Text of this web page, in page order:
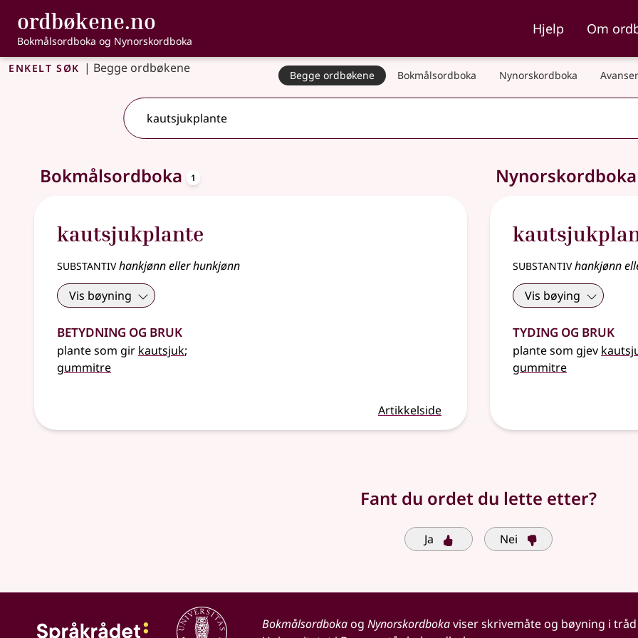
Gå til hovedinnhold
Tilgjengelighet
ordbøkene.no , Bokmålsordboka og Nynorskordboka
Bokmålsordboka og Nynorskordboka
Hjelp Om
Enkelt søk | Begge ordbøkene Begge ordbøkene Bokmålsordboka Nynorskordboka
Bokmålsordboka 1
kautsjukplante
substantivhankjønn eller hunkjønn
Vis bøyning
Betydning og bruk
plante som gir kautsjuk;
gummitre
Artikkelside
Nynorskordboka
substantivhankjønn
Vis bøying
Tyding og bruk
plante som gjev
gummitre
Fant du ordet du lette etter?
Ja Nei
Bokmålsordbokaog Nynorskordbokaviser skrivemåte og bøyning i